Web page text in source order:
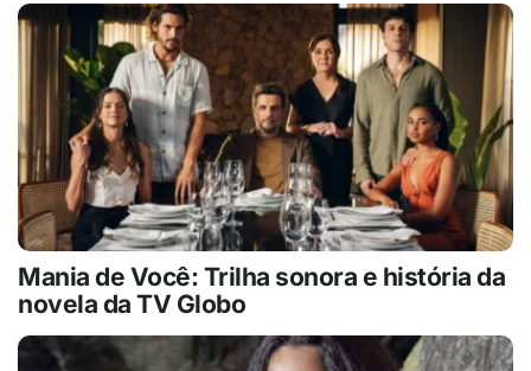
Mania de Você: Trilha sonora e história da
novela da TV Globo